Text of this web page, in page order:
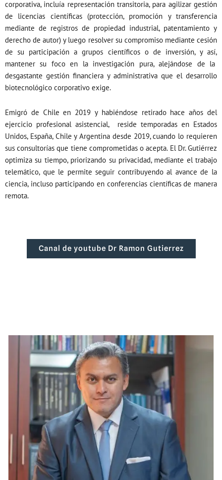
corporativa, incluía representación transitoria, para agilizar gestión
de licencias científicas (protección, promoción y transferencia
mediante de registros de propiedad industrial, patentamiento y
derecho de autor) y luego resolver su compromiso mediante cesión
de su participación a grupos científicos o de inversión, y así,
mantener su foco en la investigación pura, alejándose de la
desgastante gestión financiera y administrativa que el desarrollo
biotecnológico corporativo exige.
Emigró de Chile en 2019 y habiéndose retirado hace años del
ejercicio profesional asistencial, reside temporadas en Estados
Unidos, España, Chile y Argentina desde 2019, cuando lo requieren
sus consultorías que tiene comprometidas o acepta. El Dr. Gutiérrez
optimiza su tiempo, priorizando su privacidad, mediante el trabajo
telemático, que le permite seguir contribuyendo al avance de la
ciencia, incluso participando en conferencias científicas de manera
remota.
Canal de youtube Dr Ramon Gutierrez